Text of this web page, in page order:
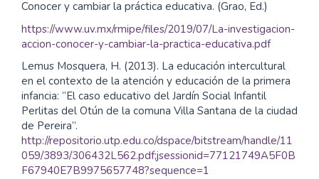
Conocer y cambiar la práctica educativa. (Grao, Ed.)
https://www.uv.mx/rmipe/files/2019/07/La-investigacion-
accion-conocer-y-cambiar-la-practica-educativa.pdf
Lemus Mosquera, H. (2013). La educación intercultural
en el contexto de la atención y educación de la primera
infancia: “El caso educativo del Jardín Social Infantil
Perlitas del Otún de la comuna Villa Santana de la ciudad
de Pereira”.
http://repositorio.utp.edu.co/dspace/bitstream/handle/11
059/3893/306432L562.pdf;jsessionid=77121749A5F0B
F67940E7B9975657748?sequence=1